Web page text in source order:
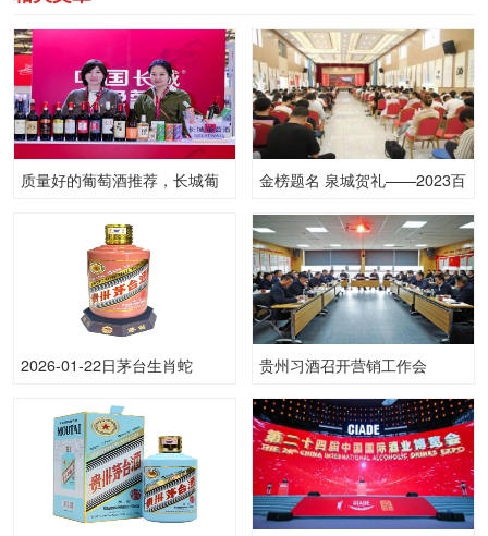
质量好的葡萄酒推荐，长城葡
金榜题名 泉城贺礼——2023百
行播
2026-01-22日茅台生肖蛇
一瓶，上涨 10元
贵州习酒召开营销工作会